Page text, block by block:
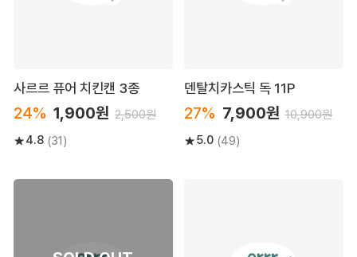
사르르 퓨어 치킨캔 3종
24% 1,900원 2,500원
4.8 (31)
덴탈치카스틱 독 11P
27% 7,900원 10,900원
5.0 (49)